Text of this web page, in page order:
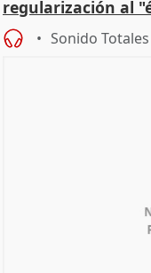
regularización al
Sonido Totales